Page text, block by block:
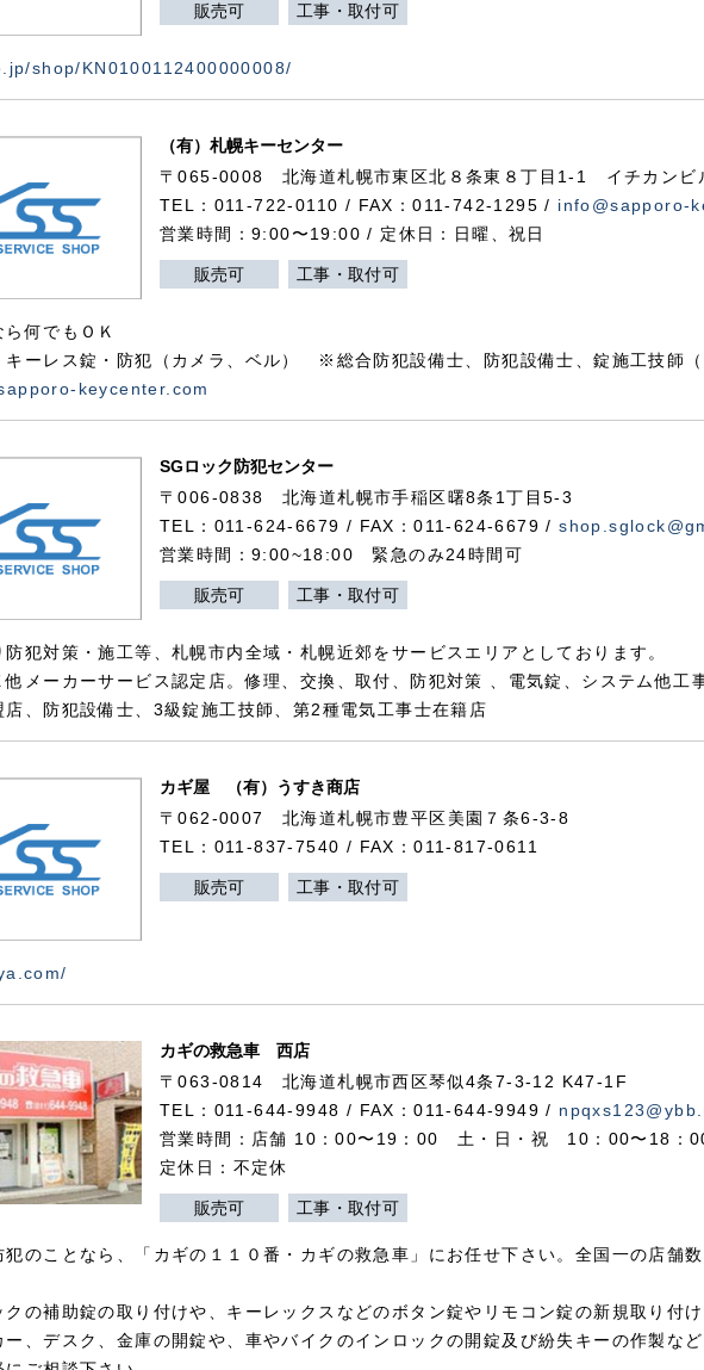
販売可 工事・取付可
shop/KN0100112400000008/
（有）札幌キーセンター
〒065-0008 北海道札幌市東区北８条東８丁目1-1 イチカンビ
TEL：011-722-0110 / FAX：011-742-1295 / info@sapporo-
営業時間：9:00〜19:00 / 定休日：日曜、祝日
販売可 工事・取付可
何でもＯＫ
キーレス錠・防犯（カメラ、ベル） ※総合防犯設備士、防犯設備士、錠施工技師
keycenter.com
SGロック防犯センター
〒006-0838 北海道札幌市手稲区曙8条1丁目5-3
TEL：011-624-6679 / FAX：011-624-6679 /
営業時間：9:00~18:00 緊急のみ24時間可
販売可 工事・取付可
犯対策・施工等、札幌市内全域・札幌近郊をサービスエリアとしております。
他メーカーサービス認定店。修理、交換、取付、防犯対策 、電気錠、システム他工
店、防犯設備士、3級錠施工技師、第2種電気工事士在籍店
カギ屋 （有）うすき商店
〒062-0007 北海道札幌市豊平区美園７条6-3-8
TEL：011-837-7540 / FAX：011-817-0611
販売可 工事・取付可
カギの救急車 西店
〒063-0814 北海道札幌市西区琴似4条7-3-12 K47-1F
TEL：011-644-9948 / FAX：011-644-9949 /
営業時間：店舗 10：00〜19：00 土・日・祝 10：00〜18：
定休日：不定休
販売可 工事・取付可
犯のことなら、「カギの１１０番・カギの救急車」にお任せ下さい。全国一の店舗
クの補助錠の取り付けや、キーレックスなどのボタン錠やリモコン錠の新規取り付
ー、デスク、金庫の開錠や、車やバイクのインロックの開錠及び紛失キーの作製な